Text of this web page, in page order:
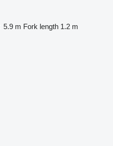
5.9 m Fork length 1.2 m